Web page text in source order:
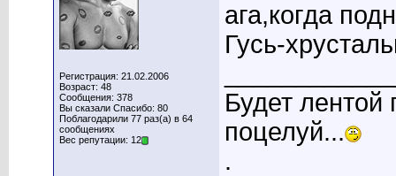
Регистрация: 21.02.2006
Возраст: 48
Сообщения: 378
Вы сказали Спасибо: 80
Поблагодарили 77 раз(а) в 64
сообщениях
Вес репутации: 12
ага,когда
Гусь-
Будет лентой
поцелуй...
.